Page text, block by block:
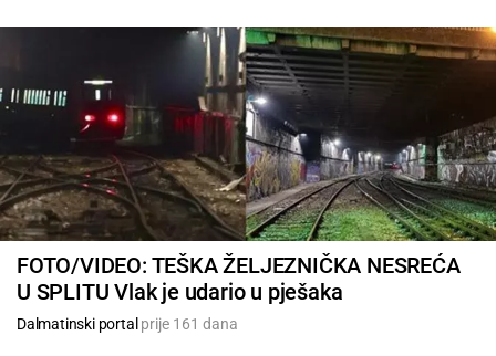
FOTO/VIDEO: TEŠKA ŽELJEZNIČKA NESREĆA
U SPLITU Vlak je udario u pješaka
Dalmatinski portal prije 161 dana